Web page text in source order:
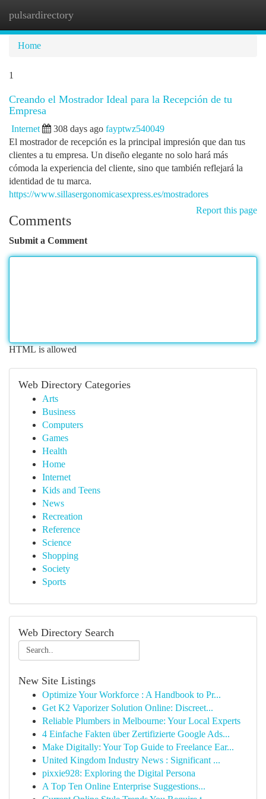
pulsardirectory
Home
1
Creando el Mostrador Ideal para la Recepción de tu
Empresa
Internet 308 days ago fayptwz540049
El mostrador de recepción es la principal impresión que dan tus
clientes a tu empresa. Un diseño elegante no solo hará más
cómoda la experiencia del cliente, sino que también reflejará la
identidad de tu marca.
https://www.sillasergonomicasexpress.es/mostradores
Report this page
Comments
Submit a Comment
HTML is allowed
Web Directory Categories
Arts
Business
Computers
Games
Health
Home
Internet
Kids and Teens
News
Recreation
Reference
Science
Shopping
Society
Sports
Web Directory Search
New Site Listings
Optimize Your Workforce : A Handbook to Pr...
Get K2 Vaporizer Solution Online: Discreet...
Reliable Plumbers in Melbourne: Your Local Experts
4 Einfache Fakten über Zertifizierte Google Ads...
Make Digitally: Your Top Guide to Freelance Ear...
United Kingdom Industry News : Significant ...
pixxie928: Exploring the Digital Persona
A Top Ten Online Enterprise Suggestions...